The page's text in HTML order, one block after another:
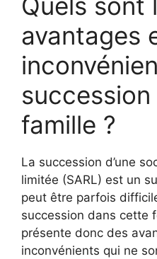
avantages
famille ?
La succession d’une
limitée (SARL) est un
peut être parfois
succession dans cette
présente donc des
inconvénients qui ne